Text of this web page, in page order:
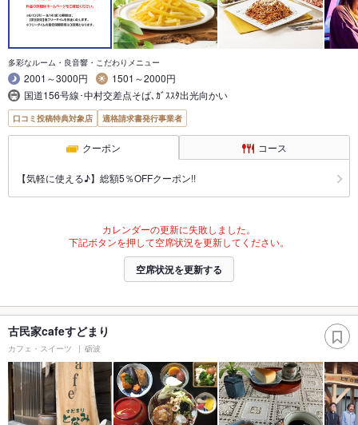
多彩なルーム・良音響・こだわりメニュー
2001～3000円
1501～2000円
国道156号線･中村交差点そば､ｶﾞｽｽﾀ出光向かい
口コミ投稿特典対象店 適格請求書発行事業者
クーポン コース
【気軽に使える♪】総額5％OFFクーポン!!
カレンダーの更新に失敗しました。
下記ボタンを押して空席状況を更新してください。
空席状況を更新する
古民家cafeすどまり
カフェ・スイーツ 砺波